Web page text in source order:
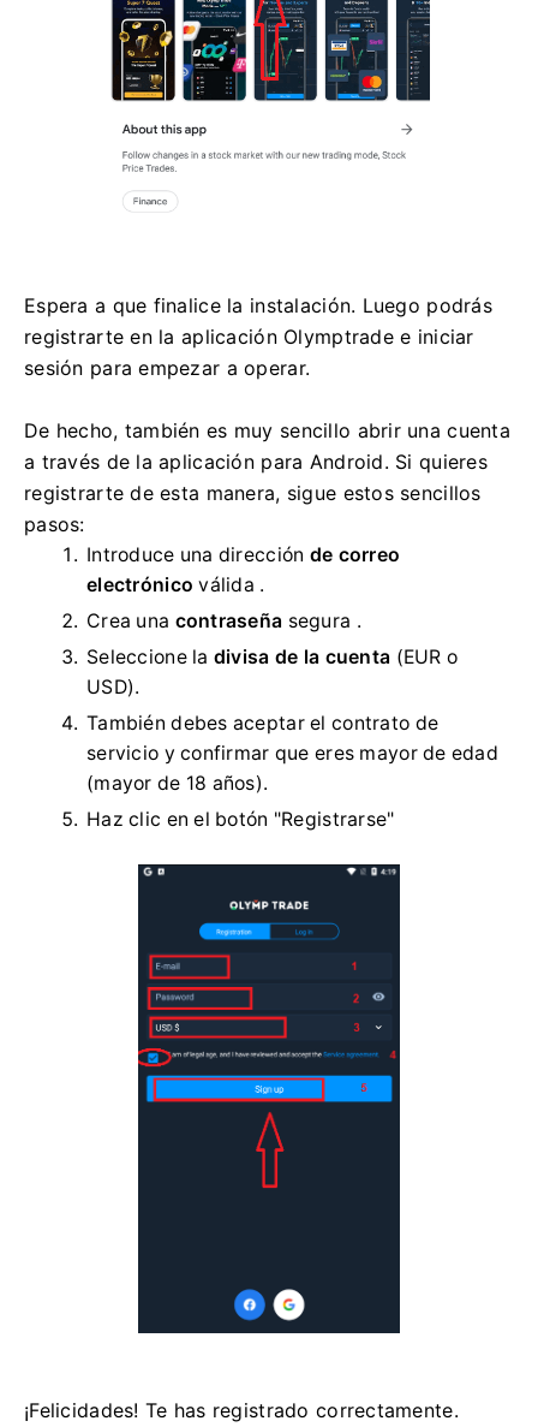
Espera a que finalice la instalación. Luego podrás
registrarte en la aplicación Olymptrade e iniciar
sesión para empezar a operar.
De hecho, también es muy sencillo abrir una cuenta
a través de la aplicación para Android. Si quieres
registrarte de esta manera, sigue estos sencillos
pasos:
Introduce una dirección de correo
electrónico válida .
Crea una contraseña segura .
Seleccione la divisa de la cuenta (EUR o
USD).
También debes aceptar el contrato de
servicio y confirmar que eres mayor de edad
(mayor de 18 años).
Haz clic en el botón "Registrarse"
¡Felicidades! Te has registrado correctamente.